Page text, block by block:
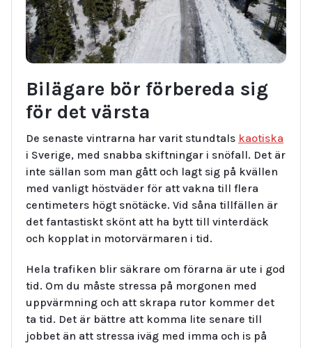
Bilägare bör förbereda sig
för det värsta
De senaste vintrarna har varit stundtals kaotiska
i Sverige, med snabba skiftningar i snöfall. Det är
inte sällan som man gått och lagt sig på kvällen
med vanligt höstväder för att vakna till flera
centimeters högt snötäcke. Vid såna tillfällen är
det fantastiskt skönt att ha bytt till vinterdäck
och kopplat in motorvärmaren i tid.
Hela trafiken blir säkrare om förarna är ute i god
tid. Om du måste stressa på morgonen med
uppvärmning och att skrapa rutor kommer det
ta tid. Det är bättre att komma lite senare till
jobbet än att stressa iväg med imma och is på